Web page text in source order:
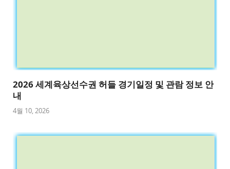
2026 세계육상선수권 허들 경기일정 및 관람 정보 안
내
4월 10, 2026